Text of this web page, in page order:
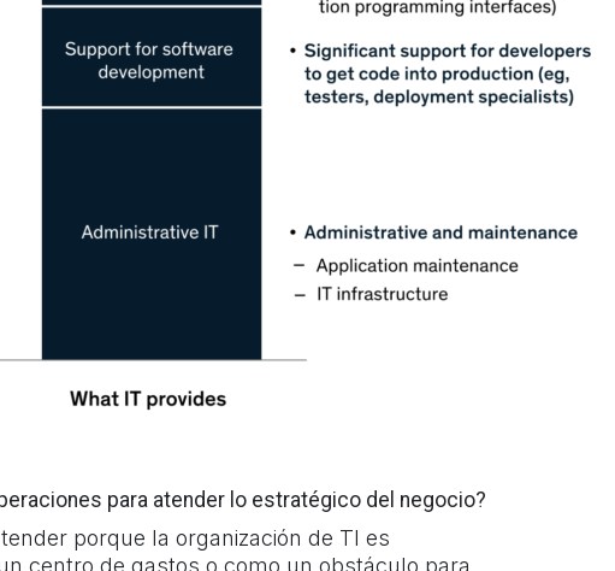
para atender lo estratégico del negocio?
porque la organización de TI es
centro de gastos o como un obstáculo para